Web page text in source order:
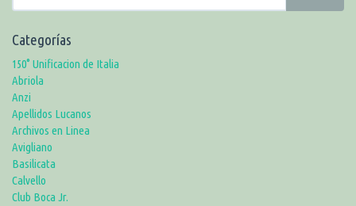
Categorías
150° Unificacion de Italia
Abriola
Anzi
Apellidos Lucanos
Archivos en Linea
Avigliano
Basilicata
Calvello
Club Boca Jr.